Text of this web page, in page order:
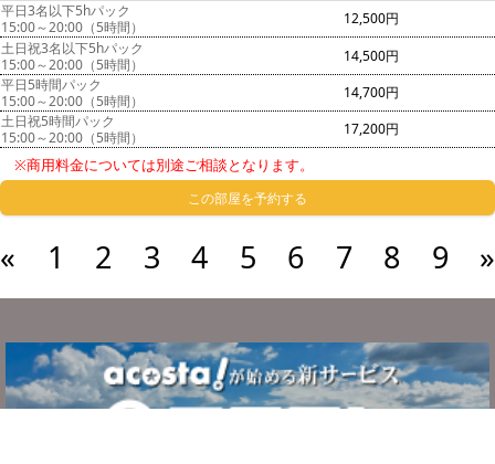
平日3名以下5hパック
15:00～20:00（5時間）
12,500円
土日祝3名以下5hパック
15:00～20:00（5時間）
14,500円
平日5時間パック
15:00～20:00（5時間）
14,700円
土日祝5時間パック
15:00～20:00（5時間）
17,200円
※商用料金については別途ご相談となります。
この部屋を予約する
« 1 2 3 4 5 6 7 8 9 »